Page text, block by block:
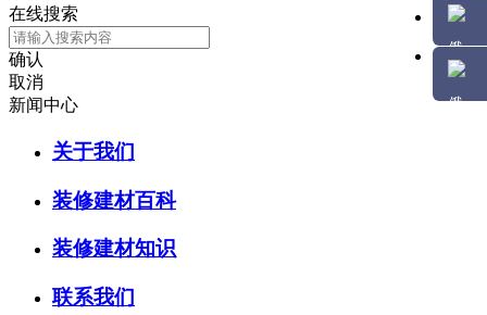
在线搜索
确认
取消
新闻中心
关于我们
装修建材百科
装修建材知识
联系我们